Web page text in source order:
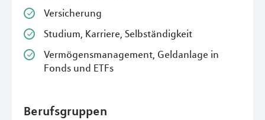
Versicherung
Studium, Karriere, Selbständigkeit
Vermögensmanagement, Geldanlage in
Fonds und ETFs
Berufsgruppen